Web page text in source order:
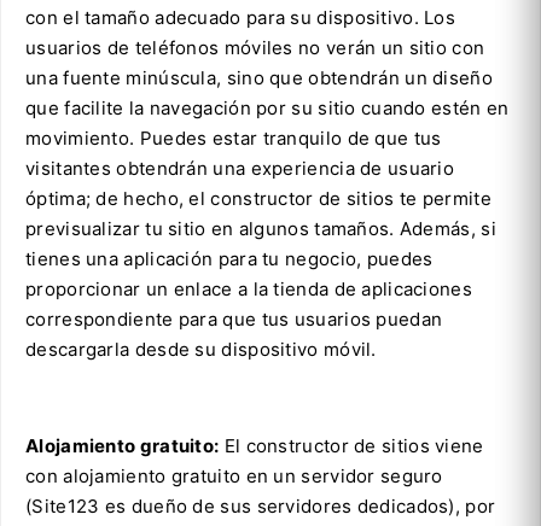
con el tamaño adecuado para su dispositivo. Los
usuarios de teléfonos móviles no verán un sitio con
una fuente minúscula, sino que obtendrán un diseño
que facilite la navegación por su sitio cuando estén en
movimiento. Puedes estar tranquilo de que tus
visitantes obtendrán una experiencia de usuario
óptima; de hecho, el constructor de sitios te permite
previsualizar tu sitio en algunos tamaños. Además, si
tienes una aplicación para tu negocio, puedes
proporcionar un enlace a la tienda de aplicaciones
correspondiente para que tus usuarios puedan
descargarla desde su dispositivo móvil.
Alojamiento gratuito: El constructor de sitios viene
con alojamiento gratuito en un servidor seguro
(Site123 es dueño de sus servidores dedicados), por